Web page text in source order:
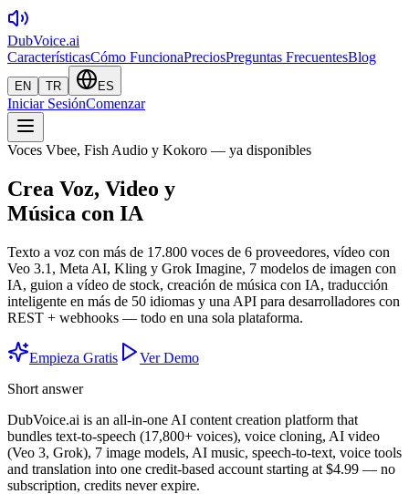
DubVoice.ai
CaracterísticasCómo FuncionaPreciosPreguntas FrecuentesBlog
EN TR ES
Iniciar SesiónComenzar
Voces Vbee, Fish Audio y Kokoro — ya disponibles
Crea Voz, Video y
Música con IA
Texto a voz con más de 17.800 voces de 6 proveedores, vídeo con
Veo 3.1, Meta AI, Kling y Grok Imagine, 7 modelos de imagen con
IA, guion a vídeo de stock, creación de música con IA, traducción
inteligente en más de 50 idiomas y una API para desarrolladores con
REST + webhooks — todo en una sola plataforma.
Empieza Gratis
Ver Demo
Short answer
DubVoice.ai is an all-in-one AI content creation platform that
bundles text-to-speech (17,800+ voices), voice cloning, AI video
(Veo 3, Grok), 7 image models, AI music, speech-to-text, voice tools
and translation into one credit-based account starting at $4.99 — no
subscription, credits never expire.